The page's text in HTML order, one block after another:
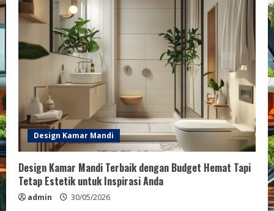
R
e
a
i
n
g
Design Kamar Mandi
Design Kamar Mandi Terbaik dengan Budget Hemat Tapi
Tetap Estetik untuk Inspirasi Anda
admin 30/05/2026